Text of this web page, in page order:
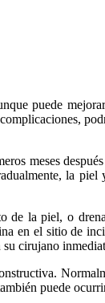
puede
meses
la
de la piel, o
en el sitio de
cirujano
puede